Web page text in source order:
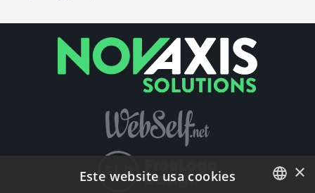
×
Este website usa cookies